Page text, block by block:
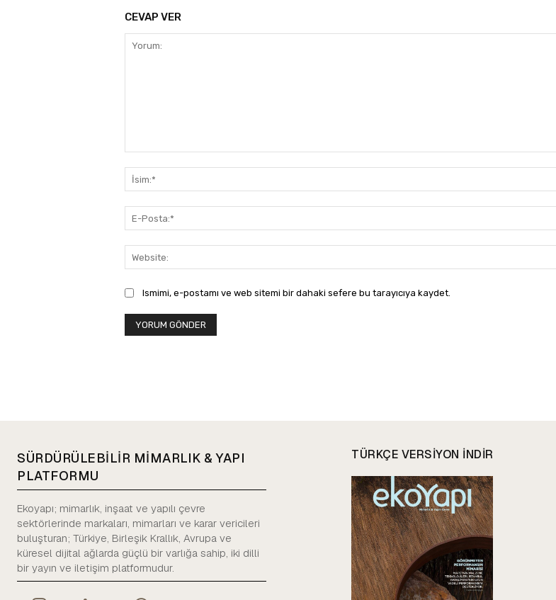
CEVAP VER
Ismimi, e-postamı ve web sitemi bir dahaki sefere bu tarayıcıya kaydet.
SÜRDÜRÜLEBİLİR MİMARLIK & YAPI
PLATFORMU
Ekoyapı; mimarlık, inşaat ve yapılı çevre
sektörlerinde markaları, mimarları ve karar vericileri
buluşturan; Türkiye, Birleşik Krallık, Avrupa ve
küresel dijital ağlarda güçlü bir varlığa sahip, iki dilli
bir yayın ve iletişim platformudur.
TÜRKÇE VERSIYON INDIR